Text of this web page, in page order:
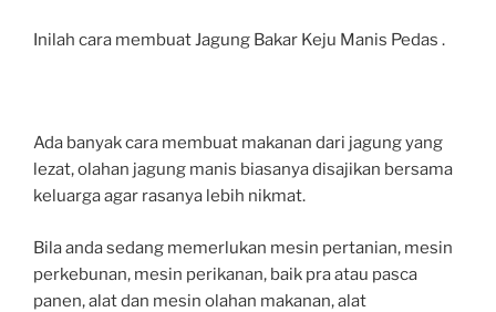
Inilah cara membuat Jagung Bakar Keju Manis Pedas .
Ada banyak cara membuat makanan dari jagung yang
lezat, olahan jagung manis biasanya disajikan bersama
keluarga agar rasanya lebih nikmat.
Bila anda sedang memerlukan mesin pertanian, mesin
perkebunan, mesin perikanan, baik pra atau pasca
panen, alat dan mesin olahan makanan, alat